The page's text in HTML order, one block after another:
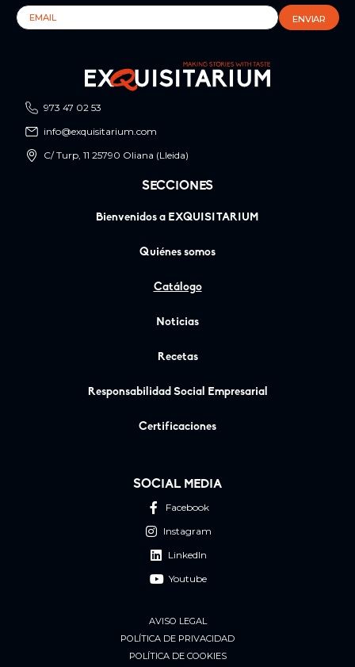
973 47 02 53
info@exquisitarium.com
C/ Turp, 11 25790 Oliana (Lleida)
SECCIONES
Bienvenidos a EXQUISITARIUM
Quiénes somos
Catálogo
Noticias
Recetas
Responsabilidad Social Empresarial
Certificaciones
SOCIAL MEDIA
Facebook
Instagram
LinkedIn
Youtube
AVISO LEGAL
POLÍTICA DE PRIVACIDAD
POLÍTICA DE COOKIES